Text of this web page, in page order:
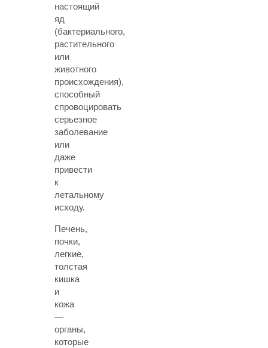
настоящий
яд
(бактериального,
растительного
или
животного
происхождения),
способный
спровоцировать
серьезное
заболевание
или
даже
привести
к
летальному
исходу.
Печень,
почки,
легкие,
толстая
кишка
и
кожа
—
органы,
которые